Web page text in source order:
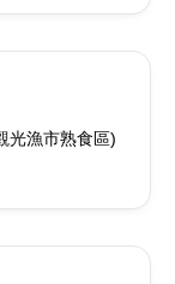
光漁市熟食區)